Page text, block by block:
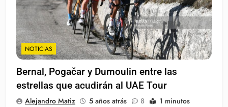
NOTICIAS
Bernal, Pogačar y Dumoulin entre las
estrellas que acudirán al UAE Tour
Alejandro Matiz 5 años atrás 8 1 minutos